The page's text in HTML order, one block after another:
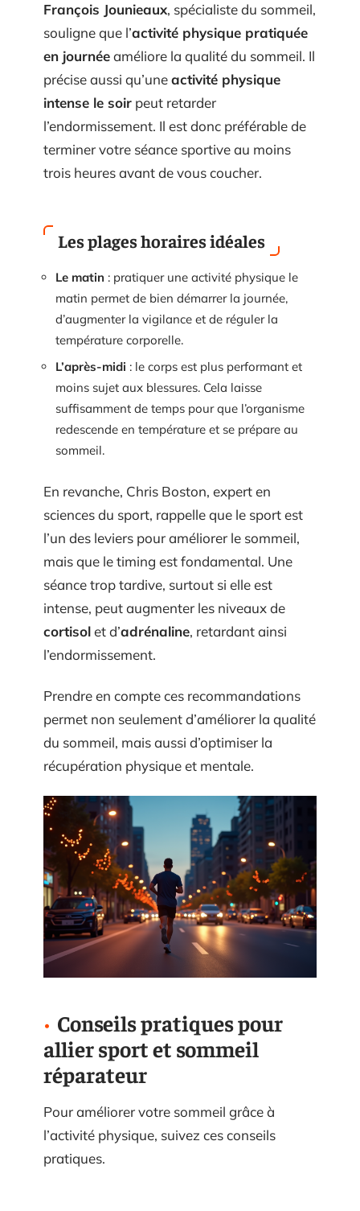
François Jounieaux, spécialiste du sommeil,
souligne que l’activité physique pratiquée
en journéeaméliore la qualité du sommeil. Il
précise aussi qu’uneactivité physique
intense le soir peut retarder
l’endormissement. Il est donc préférable de
terminer votre séance sportive au moins
trois heures avant de vous coucher.
Les plages horaires idéales
Le matin : pratiquer une activité physique le
matin permet de bien démarrer la journée,
d’augmenter la vigilance et de réguler la
température corporelle.
L’après-midi : le corps est plus performant et
moins sujet aux blessures. Cela laisse
suffisamment de temps pour que l’organisme
redescende en température et se prépare au
sommeil.
En revanche, Chris Boston, expert en
sciences du sport, rappelle que le sport est
l’un des leviers pour améliorer le sommeil,
mais que le timing est fondamental. Une
séance trop tardive, surtout si elle est
intense, peut augmenter les niveaux de
cortisolet d’adrénaline, retardant ainsi
l’endormissement.
Prendre en compte ces recommandations
permet non seulement d’améliorer la qualité
du sommeil, mais aussi d’optimiser la
récupération physique et mentale.
Conseils pratiques pour
allier sport et sommeil
réparateur
Pour améliorer votre sommeil grâce à
l’activité physique, suivez ces conseils
pratiques.